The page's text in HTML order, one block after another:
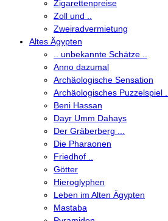
Zigarettenpreise
Zoll und ..
Zweiradvermietung
Altes Ägypten
.. unbekannte Schätze ..
Anno dazumal
Archäologische Sensation
Archäologisches Puzzelspiel ...
Beni Hassan
Dayr Umm Dahays
Der Gräberberg ...
Die Pharaonen
Friedhof ..
Götter
Hieroglyphen
Leben im Alten Ägypten
Mastaba